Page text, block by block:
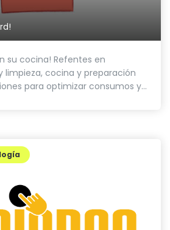
su cocina! Refentes en
limpieza, cocina y preparación
para optimizar consumos y...